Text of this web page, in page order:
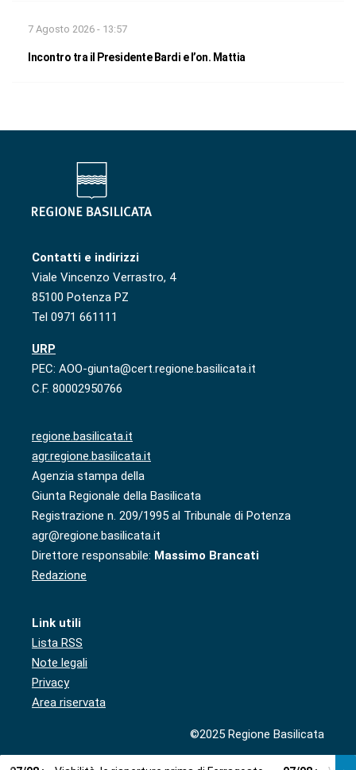
7 Agosto 2026 - 13:57
Incontro tra il Presidente Bardi e l’on. Mattia
Contatti e indirizzi
Viale Vincenzo Verrastro, 4
85100 Potenza PZ
Tel 0971 661111
URP
PEC: AOO-giunta@cert.regione.basilicata.it
C.F. 80002950766
regione.basilicata.it
agr.regione.basilicata.it
Agenzia stampa della
Giunta Regionale della Basilicata
Registrazione n. 209/1995 al Tribunale di Potenza
agr@regione.basilicata.it
Direttore responsabile: Massimo Brancati
Redazione
Link utili
Lista RSS
Note legali
Privacy
Area riservata
©2025 Regione Basilicata